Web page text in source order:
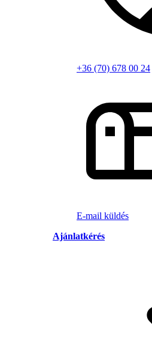
+36 (70) 678 00 24
E-mail küldés
Ajánlatkérés